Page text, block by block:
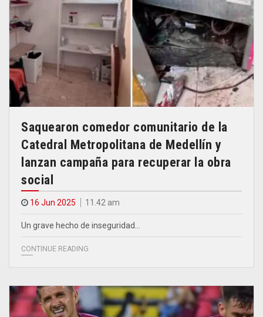
Saquearon comedor comunitario de la
Catedral Metropolitana de Medellín y
lanzan campaña para recuperar la obra
social
16 Jun 2025 11.42 am
Un grave hecho de inseguridad…
CONTINUE READING